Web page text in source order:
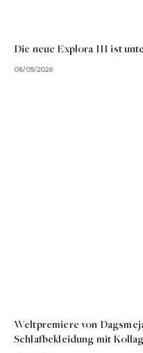
Die neue Explora III ist
08/05/2026
Weltpremiere von
Schlafbekleidung mit